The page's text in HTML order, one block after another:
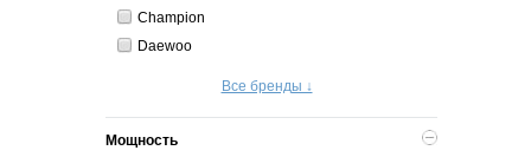
Champion
Daewoo
Все бренды ↓
Мощность